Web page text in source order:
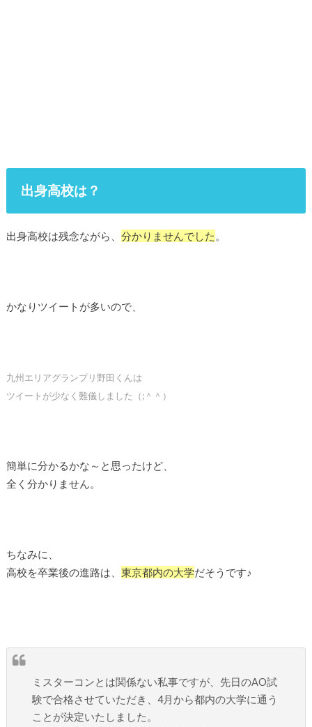
出身高校は？
出身高校は残念ながら、 分かりませんでした 。
かなりツイートが多いので、
九州エリアグランプリ野田くんは
ツイートが少なく難儀しました（;＾＾）
簡単に分かるかな～と思ったけど、
全く分かりません。
ちなみに、
高校を卒業後の進路は、 東京都内の大学だそうです♪
ミスターコンとは関係ない私事ですが、先日のAO試
験で合格させていただき、4月から都内の大学に通う
ことが決定いたしました。